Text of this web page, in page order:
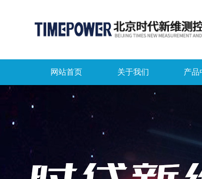
网站首页 关于我们 产品